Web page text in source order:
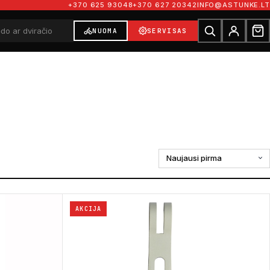
+370 625 93048+370 627 20342INFO@ASTUNKE.LT
NUOMA SERVISAS
Rūšiuoti
AKCIJA